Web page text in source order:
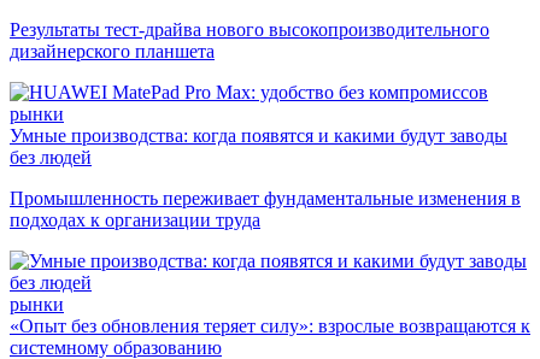
Результаты тест-драйва нового высокопроизводительного
дизайнерского планшета
рынки
Умные производства: когда появятся и какими будут заводы
без людей
Промышленность переживает фундаментальные изменения в
подходах к организации труда
рынки
«Опыт без обновления теряет силу»: взрослые возвращаются к
системному образованию